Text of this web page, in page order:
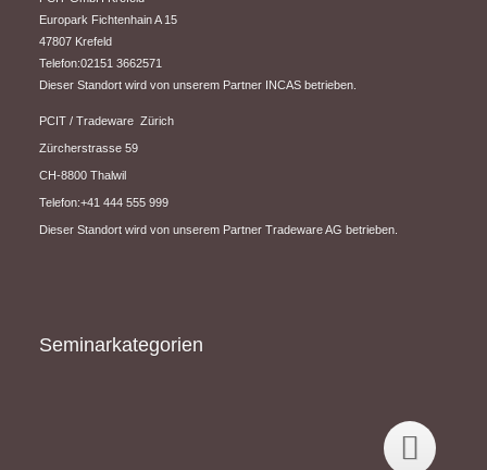
Europark Fichtenhain A 15
47807 Krefeld
Telefon:02151 3662571
Dieser Standort wird von unserem Partner INCAS betrieben.
PCIT / Tradeware Zürich
Zürcherstrasse 59
CH-8800 Thalwil
Telefon:+41 444 555 999
Dieser Standort wird von unserem Partner Tradeware AG betrieben.
Seminarkategorien